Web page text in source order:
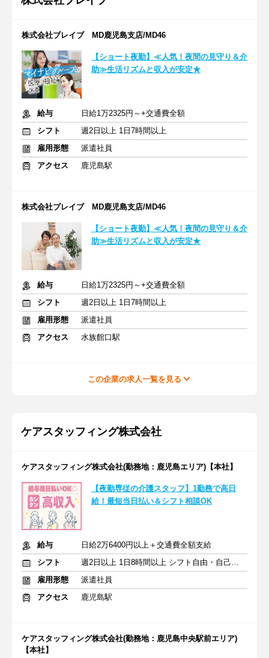
株式会社ブレイブ MD鹿児島支店/MD46
【ショート夜勤】≪人気！夜間の見守り＆介
助≫生活リズムと収入が安定★
給与
日給1万2325円～+交通費全額
シフト
週2日以上 1日7時間以上
雇用形態
派遣社員
アクセス
鹿児島駅
株式会社ブレイブ MD鹿児島支店/MD46
【ショート夜勤】≪人気！夜間の見守り＆介
助≫生活リズムと収入が安定★
給与
日給1万2325円～+交通費全額
シフト
週2日以上 1日7時間以上
雇用形態
派遣社員
アクセス
水族館口駅
この企業の求人一覧を見る
ケアスタッフィング株式会社
ケアスタッフィング株式会社(勤務地：鹿児島エリア)【本社】
【夜勤専従の介護スタッフ】1勤務で高日
給！最短当日払い＆シフト相談OK
給与
日給2万6400円以上＋交通費全額支給
シフト
週2日以上 1日8時間以上 シフト自由・自己申告
雇用形態
派遣社員
アクセス
鹿児島駅
ケアスタッフィング株式会社(勤務地：鹿児島中央駅前エリア)
【本社】